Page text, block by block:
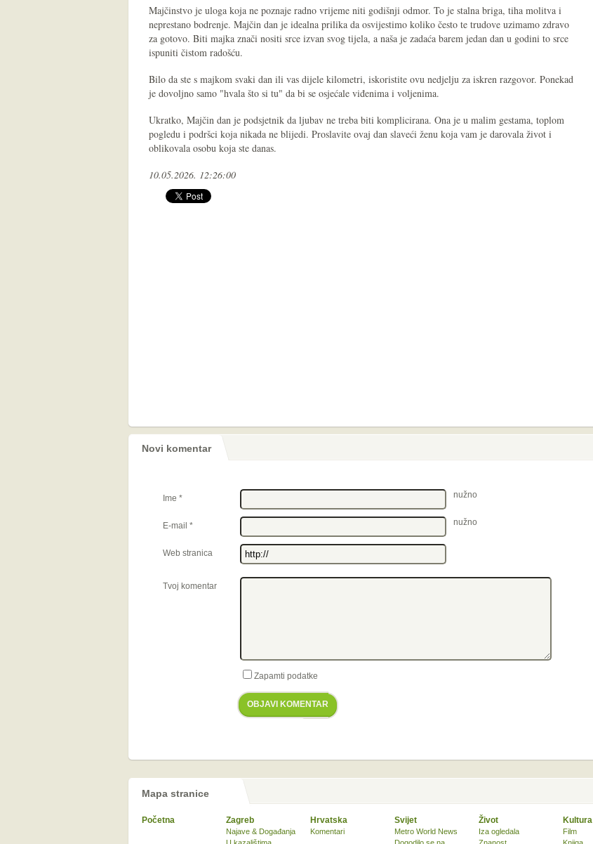
Majčinstvo je uloga koja ne poznaje radno vrijeme niti godišnji odmor. To je stalna briga, tiha molitva i
neprestano bodrenje. Majčin dan je idealna prilika da osvijestimo koliko često te trudove uzimamo zdravo
za gotovo. Biti majka znači nositi srce izvan svog tijela, a naša je zadaća barem jedan dan u godini to srce
ispuniti čistom radošću.
Bilo da ste s majkom svaki dan ili vas dijele kilometri, iskoristite ovu nedjelju za iskren razgovor. Ponekad
je dovoljno samo "hvala što si tu" da bi se osjećale viđenima i voljenima.
Ukratko, Majčin dan je podsjetnik da ljubav ne treba biti komplicirana. Ona je u malim gestama, toplom
pogledu i podršci koja nikada ne blijedi. Proslavite ovaj dan slaveći ženu koja vam je darovala život i
oblikovala osobu koja ste danas.
10.05.2026. 12:26:00
Novi komentar
Ime * nužno
E-mail * nužno
Web stranica
Tvoj komentar
Zapamti podatke
OBJAVI KOMENTAR
Mapa stranice
Početna Zagreb
Najave & Događanja
Hrvatska
Komentari
Svijet
Metro World News
Život
Iza ogledala
Kultura
Film